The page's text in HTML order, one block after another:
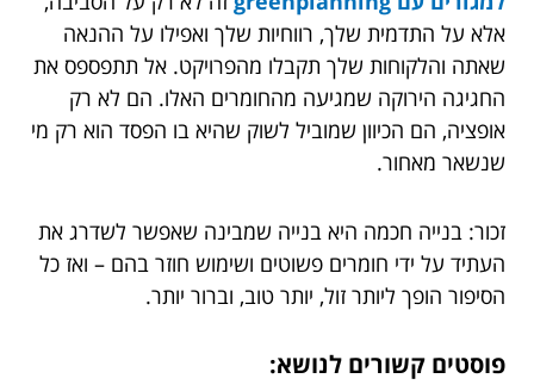
אלא על התדמית שלך, רווחיות שלך ואפילו על ההנאה
שאתה והלקוחות שלך תקבלו מהפרויקט. אל תתפספס את
החגיגה הירוקה שמגיעה מהחומרים האלו. הם לא רק
אופציה, הם הכיוון שמוביל לשוק שהיא בו הפסד הוא רק מי
שנשאר מאחור.
זכור: בנייה חכמה היא בנייה שמבינה שאפשר לשדרג את
העתיד על ידי חומרים פשוטים ושימוש חוזר בהם – ואז כל
הסיפור הופך ליותר זול, יותר טוב, וברור יותר.
פוסטים קשורים לנושא: